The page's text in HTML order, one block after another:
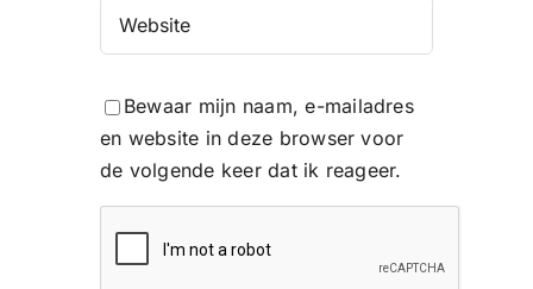
Bewaar mijn naam, e-mailadres
en website in deze browser voor
de volgende keer dat ik reageer.